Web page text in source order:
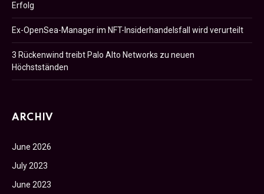
Erfolg
Ex-OpenSea-Manager im NFT-Insiderhandelsfall wird verurteilt
3 Rückenwind treibt Palo Alto Networks zu neuen
Höchstständen
ARCHIV
June 2026
July 2023
June 2023